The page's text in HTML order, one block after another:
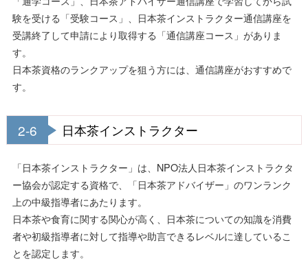
験を受ける「受験コース」、日本茶インストラクター通信講座を
受講終了して申請により取得する「通信講座コース」がありま
す。
日本茶資格のランクアップを狙う方には、通信講座がおすすめで
す。
2-6 日本茶インストラクター
「日本茶インストラクター」は、NPO法人日本茶インストラクタ
ー協会が認定する資格で、「日本茶アドバイザー」のワンランク
上の中級指導者にあたります。
日本茶や食育に関する関心が高く、日本茶についての知識を消費
者や初級指導者に対して指導や助言できるレベルに達しているこ
とを認定します。